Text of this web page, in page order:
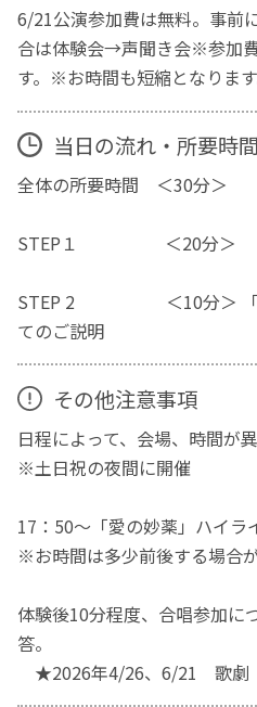
6/21公演参加費は無料。事前
合は体験会→声聞き会※参加
す。※お時間も短縮となります
当日の流れ・所要時間
全体の所要時間 ＜30分＞
STEP１ ＜20分＞ 「
STEP 2 ＜10分＞ 「愛
てのご説明
その他注意事項
日程によって、会場、時間が異
※土日祝の夜間に開催
17：50～「愛の妙薬」ハイラ
※お時間は多少前後する場合が
体験後10分程度、合唱参加に
答。
★2026年4/26、6/21 歌劇